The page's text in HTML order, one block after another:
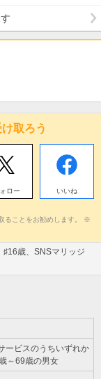
取ろう
ロー いいね
ることをお勧めします。 ※
♯16歳、SNSマリッジ
ービスのうちいずれか
～69歳の男女